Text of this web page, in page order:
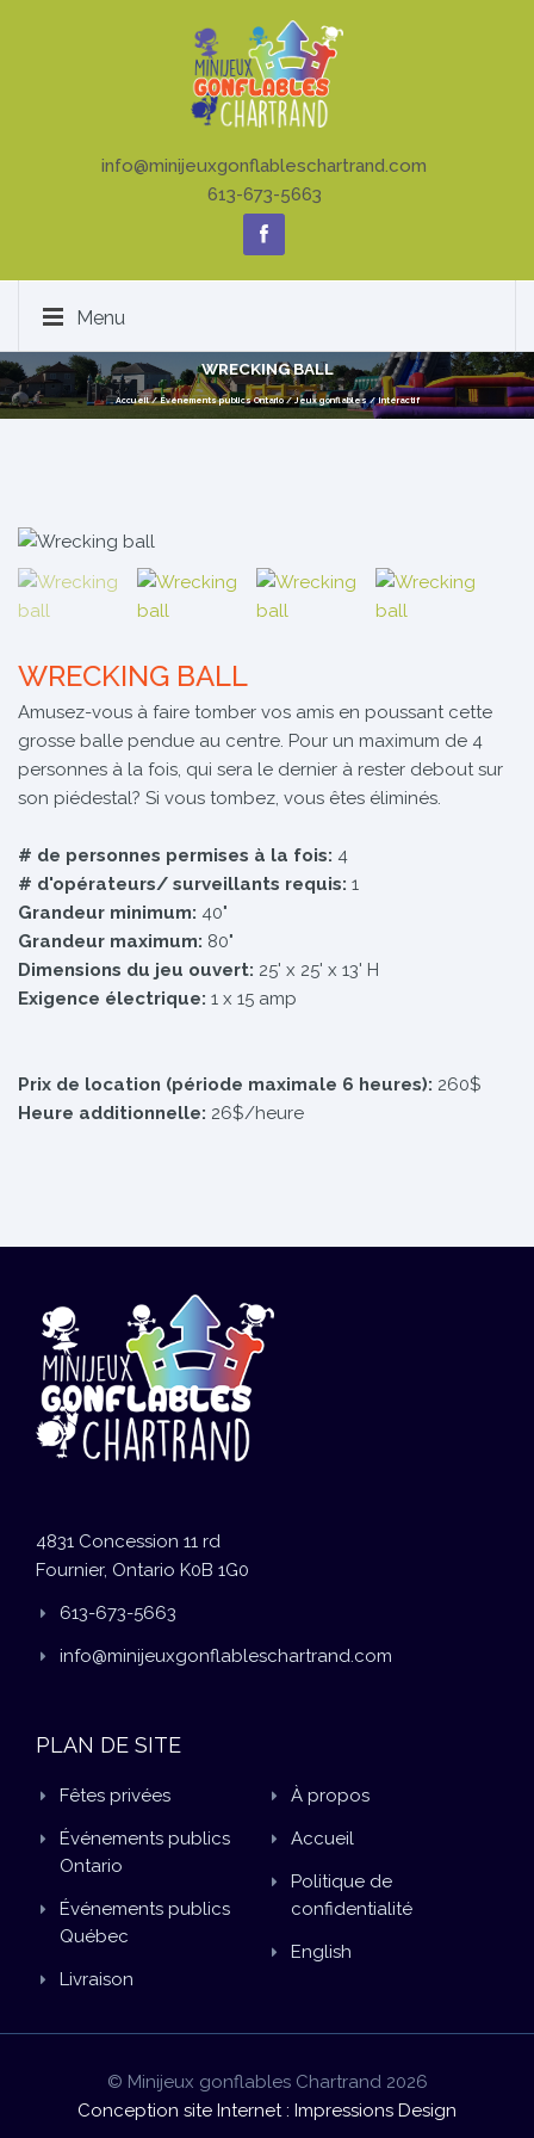
info@minijeuxgonflableschartrand.com
613-673-5663
Menu
WRECKING BALL
Accueil/Événements publics Ontario/Jeux gonflables/Intéractif
WRECKING BALL
Amusez-vous à faire tomber vos amis en poussant cette
grosse balle pendue au centre. Pour un maximum de 4
personnes à la fois, qui sera le dernier à rester debout sur
son piédestal? Si vous tombez, vous êtes éliminés.
# de personnes permises à la fois: 4
# d'opérateurs/ surveillants requis: 1
Grandeur minimum: 40"
Grandeur maximum: 80"
Dimensions du jeu ouvert: 25' x 25' x 13' H
Exigence électrique: 1 x 15 amp
Prix de location (période maximale 6 heures): 260$
Heure additionnelle: 26$/heure
4831 Concession 11 rd
Fournier, Ontario K0B 1G0
613-673-5663
info@minijeuxgonflableschartrand.com
PLAN DE SITE
Fêtes privées
Événements publics
Ontario
Événements publics
Québec
Livraison
À propos
Accueil
Politique de
confidentialité
English
© Minijeux gonflables Chartrand 2026
Conception site Internet : Impressions Design